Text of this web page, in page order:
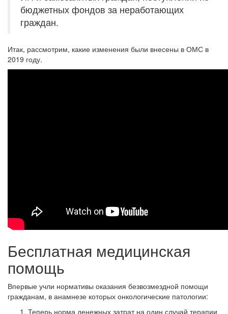
бюджетных фондов за неработающих
граждан.
Итак, рассмотрим, какие изменения были внесены в ОМС в
2019 году.
Бесплатная медицинская
помощь
Впервые учли нормативы оказания безвозмездной помощи
гражданам, в анамнезе которых онкологические патологии:
Теперь норма денежных затрат на один случай терапии